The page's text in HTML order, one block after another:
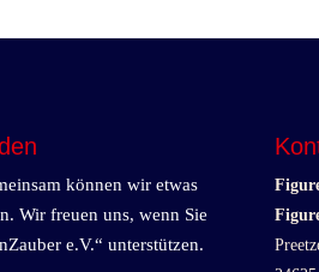
können wir etwas
Wir freuen uns, wenn Sie
e.V.“ unterstützen.